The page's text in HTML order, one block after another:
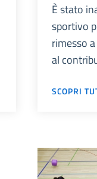
È stato
sportivo
rimesso
al
SCOPRI